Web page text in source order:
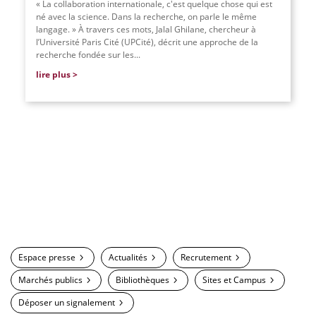
« La collaboration internationale, c'est quelque chose qui est
né avec la science. Dans la recherche, on parle le même
langage. » À travers ces mots, Jalal Ghilane, chercheur à
l’Université Paris Cité (UPCité), décrit une approche de la
recherche fondée sur les...
lire plus
Espace presse Actualités
Recrutement
Marchés publics
Bibliothèques
Sites et Campus
Déposer un signalement